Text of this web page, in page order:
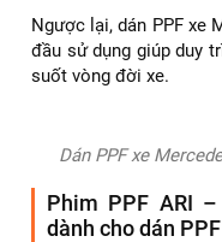
Ngược lại, dán PPF xe
đầu sử dụng giúp duy
suốt vòng đời xe.
Dán PPF xe
Phim PPF ARI
dành cho dán